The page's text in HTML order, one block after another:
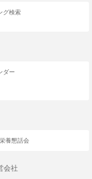
グ検索
ダー
養懇話会
会社